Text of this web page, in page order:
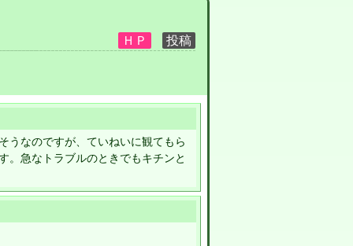
うなのですが、ていねいに観てもら
。急なトラブルのときでもキチンと